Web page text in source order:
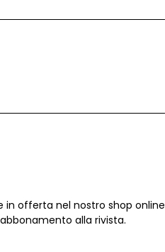
in offerta nel nostro shop online
alla rivista.